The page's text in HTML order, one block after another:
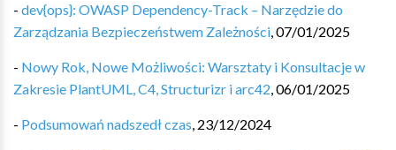
- dev{ops}: OWASP Dependency-Track – Narzędzie do
Zarządzania Bezpieczeństwem Zależności,07/01/2025
- Nowy Rok, Nowe Możliwości: Warsztaty i Konsultacje w
Zakresie PlantUML, C4, Structurizr i arc42,06/01/2025
- Podsumowań nadszedł czas, 23/12/2024